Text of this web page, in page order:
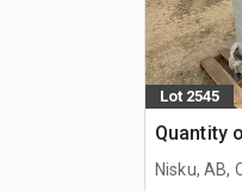
Lot 2545
Quantity
Nisku, AB,